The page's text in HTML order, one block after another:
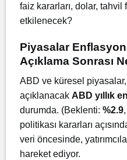
faiz kararları, dolar, tahvil
etkilenecek?
Piyasalar
Açıklama Sonrası
ABD ve küresel
açıklanacak ABD yıllık
durumda. (Beklenti: %2.9
politikası kararları
veri öncesinde,
hareket ediyor.